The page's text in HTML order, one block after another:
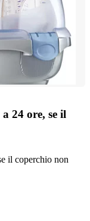
24 ore, se il
il coperchio non